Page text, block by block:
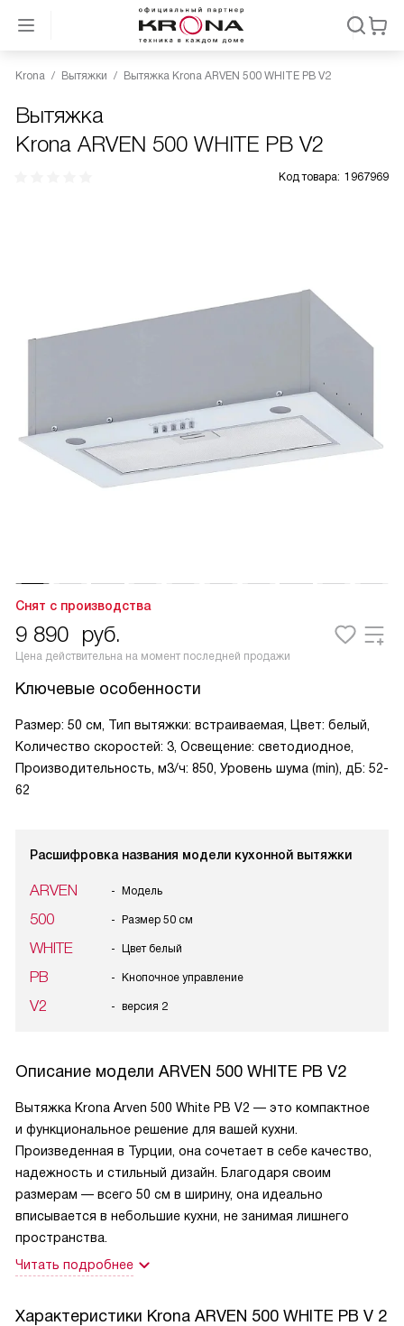
Krona Вытяжки Вытяжка Krona ARVEN 500 WHITE PB V2
Вытяжка
Krona ARVEN 500 WHITE PB V2
Код товара: 1967969
Снят с производства
9 890 руб.
Цена действительна на момент последней продажи
Ключевые особенности
Размер: 50 см, Тип вытяжки: встраиваемая, Цвет: белый,
Количество скоростей: 3, Освещение: светодиодное,
Производительность, м3/ч: 850, Уровень шума (min), дБ: 52-
62
Расшифровка названия модели кухонной вытяжки
ARVEN Модель
500 Размер 50 см
WHITE Цвет белый
PB Кнопочное управление
V2 версия 2
Описание модели ARVEN 500 WHITE PB V2
Вытяжка Krona Arven 500 White PB V2 — это компактное
и функциональное решение для вашей кухни.
Произведенная в Турции, она сочетает в себе качество,
надежность и стильный дизайн. Благодаря своим
размерам — всего 50 см в ширину, она идеально
вписывается в небольшие кухни, не занимая лишнего
пространства.
Читать подробнее
Характеристики Krona ARVEN 500 WHITE PB V 2